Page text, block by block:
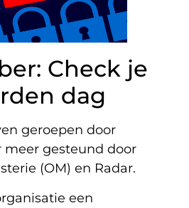
Check je
dag
geroepen door
meer gesteund door
(OM) en Radar.
een